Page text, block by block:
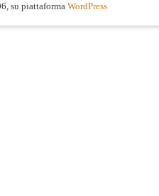
su piattaforma WordPress